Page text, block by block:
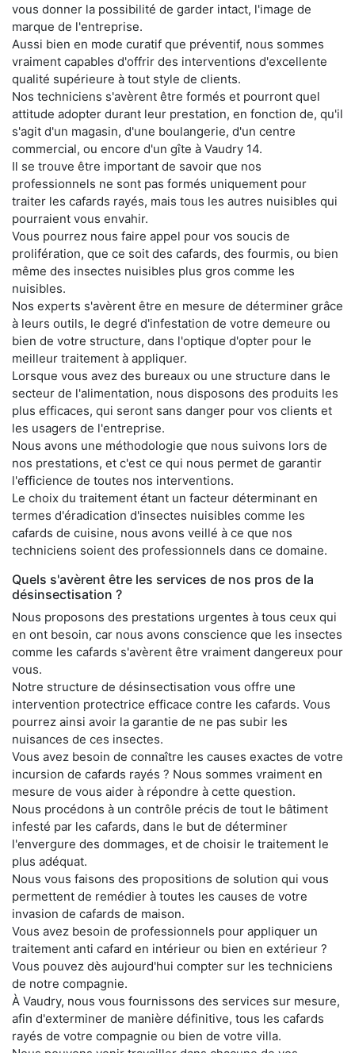
vous donner la possibilité de garder intact, l'image de
marque de l'entreprise.
Aussi bien en mode curatif que préventif, nous sommes
vraiment capables d'offrir des interventions d'excellente
qualité supérieure à tout style de clients.
Nos techniciens s'avèrent être formés et pourront quel
attitude adopter durant leur prestation, en fonction de, qu'il
s'agit d'un magasin, d'une boulangerie, d'un centre
commercial, ou encore d'un gîte à Vaudry 14.
Il se trouve être important de savoir que nos
professionnels ne sont pas formés uniquement pour
traiter les cafards rayés, mais tous les autres nuisibles qui
pourraient vous envahir.
Vous pourrez nous faire appel pour vos soucis de
prolifération, que ce soit des cafards, des fourmis, ou bien
même des insectes nuisibles plus gros comme les
nuisibles.
Nos experts s'avèrent être en mesure de déterminer grâce
à leurs outils, le degré d'infestation de votre demeure ou
bien de votre structure, dans l'optique d'opter pour le
meilleur traitement à appliquer.
Lorsque vous avez des bureaux ou une structure dans le
secteur de l'alimentation, nous disposons des produits les
plus efficaces, qui seront sans danger pour vos clients et
les usagers de l'entreprise.
Nous avons une méthodologie que nous suivons lors de
nos prestations, et c'est ce qui nous permet de garantir
l'efficience de toutes nos interventions.
Le choix du traitement étant un facteur déterminant en
termes d'éradication d'insectes nuisibles comme les
cafards de cuisine, nous avons veillé à ce que nos
techniciens soient des professionnels dans ce domaine.
Quels s'avèrent être les services de nos pros de la
désinsectisation ?
Nous proposons des prestations urgentes à tous ceux qui
en ont besoin, car nous avons conscience que les insectes
comme les cafards s'avèrent être vraiment dangereux pour
vous.
Notre structure de désinsectisation vous offre une
intervention protectrice efficace contre les cafards. Vous
pourrez ainsi avoir la garantie de ne pas subir les
nuisances de ces insectes.
Vous avez besoin de connaître les causes exactes de votre
incursion de cafards rayés ? Nous sommes vraiment en
mesure de vous aider à répondre à cette question.
Nous procédons à un contrôle précis de tout le bâtiment
infesté par les cafards, dans le but de déterminer
l'envergure des dommages, et de choisir le traitement le
plus adéquat.
Nous vous faisons des propositions de solution qui vous
permettent de remédier à toutes les causes de votre
invasion de cafards de maison.
Vous avez besoin de professionnels pour appliquer un
traitement anti cafard en intérieur ou bien en extérieur ?
Vous pouvez dès aujourd'hui compter sur les techniciens
de notre compagnie.
À Vaudry, nous vous fournissons des services sur mesure,
afin d'exterminer de manière définitive, tous les cafards
rayés de votre compagnie ou bien de votre villa.